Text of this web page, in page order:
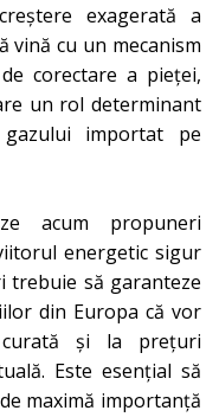
exagerată a
cu un mecanism
corectare a pieței,
un rol determinant
importat pe
acum propuneri
energetic sigur
trebuie să garanteze
din Europa că vor
curată și la prețuri
Este esențial să
maximă importanță